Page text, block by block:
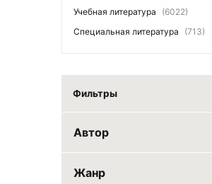
Учебная литература
(6022)
Специальная литература
(713)
Фильтры
Автор
Жанр